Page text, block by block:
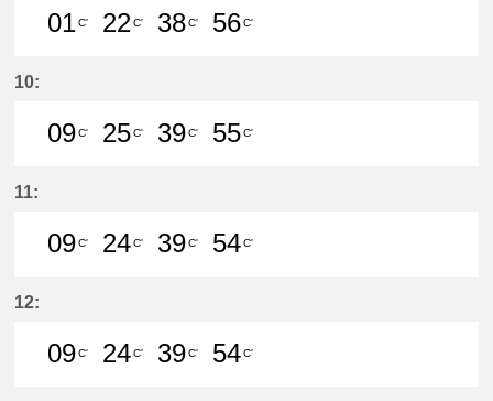
01C'
22C'
38C'
56C'
10:
09C'
25C'
39C'
55C'
11:
09C'
24C'
39C'
54C'
12:
09C'
24C'
39C'
54C'